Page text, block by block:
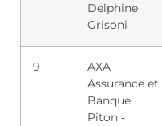
Delphine
Grisoni
9
AXA
Assurance et
Banque
Piton ‑